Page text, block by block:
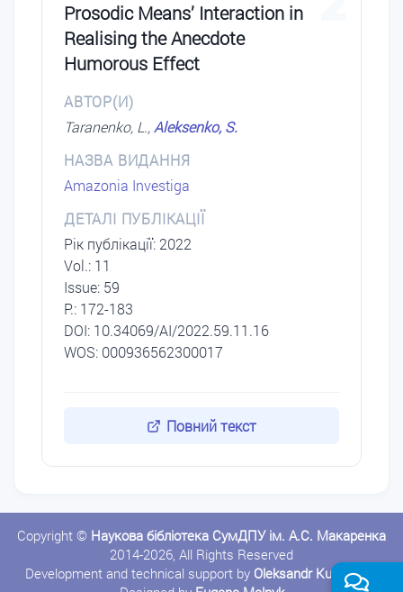
Prosodic Means’ Interaction in
Realising the Anecdote
Humorous Effect
АВТОР(И)
Taranenko, L.,Aleksenko, S.
НАЗВА ВИДАННЯ
Amazonia Investiga
ДЕТАЛІ ПУБЛІКАЦІЇ
Рік публікації: 2022
Vol.: 11
Issue: 59
P.: 172-183
DОI: 10.34069/AI/2022.59.11.16
WOS: 000936562300017
Повний текст
Copyright © Наукова бібліотека СумДПУ ім. А.С. Макаренка
2014-2026, All Rights Reserved
Development and technical support by Oleksandr Kushnerov